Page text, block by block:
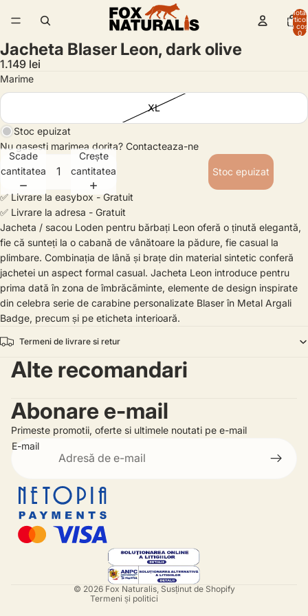
Total
în
0
Jacheta Blaser Leon, dark olive
1.149 lei
Marime
XL
Stoc epuizat
Nu gasesti marimea dorita? Contacteaza-ne
Scade
cantitatea
Crește
cantitatea
Stoc epuizat
✅ Livrare la easybox - Gratuit
✅ Livrare la adresa - Gratuit
Jacheta / sacou Loden pentru bărbați Leon oferă o ținută elegantă,
fie că sunteți la o cabană de vânătoare la pădure, fie casual la
plimbare. Combinația de lână și brațe din material sintetic conferă
jachetei un aspect formal casual. Jacheta Leon introduce pentru
prima dată în zona de îmbrăcăminte, elemente de design inspirate
din celebra serie de carabine personalizate Blaser în Metal Argali
Badge, precum și pe eticheta interioară.
Termeni de livrare si retur
Alte recomandari
Abonare e-mail
Primeste promotii, oferte si ultimele noutati pe e-mail
E-mail
© 2026 Fox Naturalis, Susținut de Shopify
Termeni și politici
Politica de rambursare
Politica de confidențialitate
Termeni de utilizare
Informații de contact